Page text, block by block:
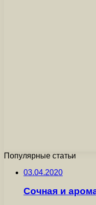
Популярные статьи
03.04.2020
Сочная и